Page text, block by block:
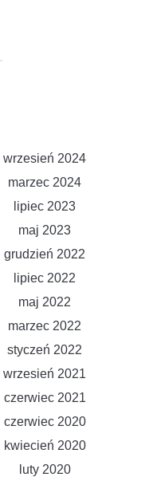
wrzesień 2024
marzec 2024
lipiec 2023
maj 2023
grudzień 2022
lipiec 2022
maj 2022
marzec 2022
styczeń 2022
wrzesień 2021
czerwiec 2021
czerwiec 2020
kwiecień 2020
luty 2020